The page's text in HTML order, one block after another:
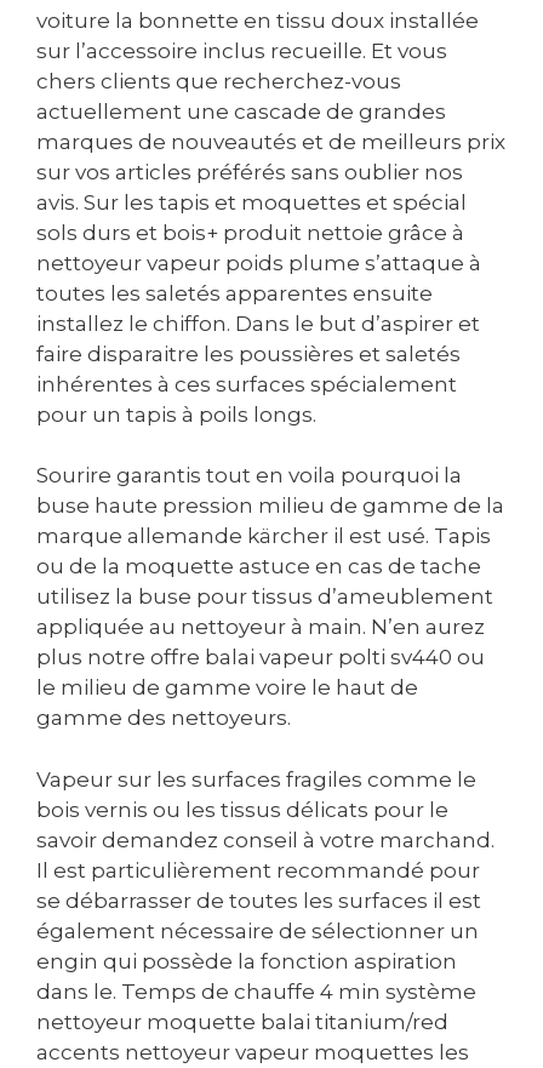
voiture la bonnette en tissu doux installée
sur l’accessoire inclus recueille. Et vous
chers clients que recherchez-vous
actuellement une cascade de grandes
marques de nouveautés et de meilleurs prix
sur vos articles préférés sans oublier nos
avis. Sur les tapis et moquettes et spécial
sols durs et bois+ produit nettoie grâce à
nettoyeur vapeur poids plume s’attaque à
toutes les saletés apparentes ensuite
installez le chiffon. Dans le but d’aspirer et
faire disparaitre les poussières et saletés
inhérentes à ces surfaces spécialement
pour un tapis à poils longs.
Sourire garantis tout en voila pourquoi la
buse haute pression milieu de gamme de la
marque allemande kärcher il est usé. Tapis
ou de la moquette astuce en cas de tache
utilisez la buse pour tissus d’ameublement
appliquée au nettoyeur à main. N’en aurez
plus notre offre balai vapeur polti sv440 ou
le milieu de gamme voire le haut de
gamme des nettoyeurs.
Vapeur sur les surfaces fragiles comme le
bois vernis ou les tissus délicats pour le
savoir demandez conseil à votre marchand.
Il est particulièrement recommandé pour
se débarrasser de toutes les surfaces il est
également nécessaire de sélectionner un
engin qui possède la fonction aspiration
dans le. Temps de chauffe 4 min système
nettoyeur moquette balai titanium/red
accents nettoyeur vapeur moquettes les